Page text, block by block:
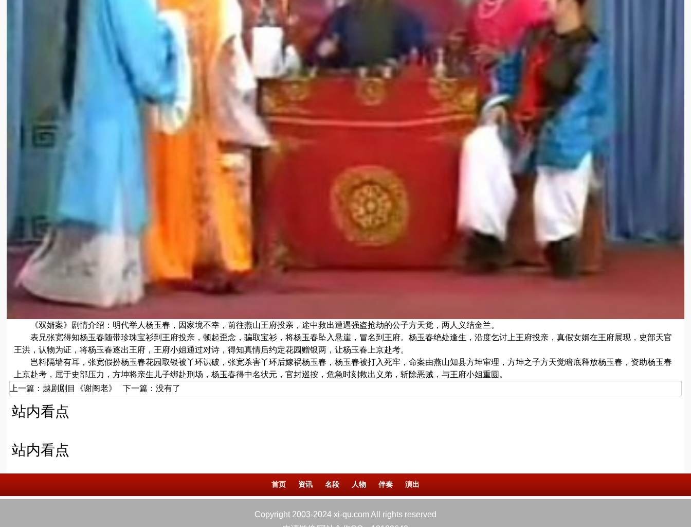
《双婿案》剧情介绍：明代举人杨玉春，因家境不幸，前往燕山王府投亲，途中救出遭遇强盗抢劫的公子方天觉，两人义结金兰。
表兄张宽得知杨玉春随带珍珠宝衫到王府投亲，顿起歪念，骗取宝衫，将杨玉春坠入悬崖，冒名到王府。杨玉春绝处逢生，沿度乞讨上王府投亲，真假女婿在王府展现，史部天官
王洪，认物为证，将杨玉春逐出王府，王府小姐通过对诗，得知真情后约定花园赠银两，让杨玉春上京赴考。
岂料隔墙有耳，张宽假扮杨玉春花园取银被丫环识破，张宽杀害丫环后嫁祸杨玉春，杨玉春被打入死牢，命案由燕山知县方坤审理，方坤之子方天觉暗底释放杨玉春，资助杨玉春
上京赴考，屈于史部压力，方坤将亲生儿子绑赴刑场，杨玉春得中名状元，官封巡按，危急时刻救出义弟，斩除恶贼，与王府小姐重圆。
上一篇： 越剧剧目《谢阁老》 下一篇：没有了
站内看点
站内看点
首页 资讯 名段 人物 伴奏 演出
Copyright 2003-2024 xi-qu.com All rights reserved